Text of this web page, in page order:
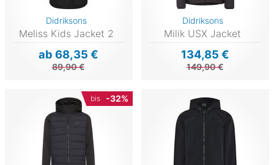
Didriksons
Meliss Kids Jacket 2
ab 68,35 €
89,90 €
Didriksons
Milik USX Jacket
134,85 €
149,90 €
bis -32%